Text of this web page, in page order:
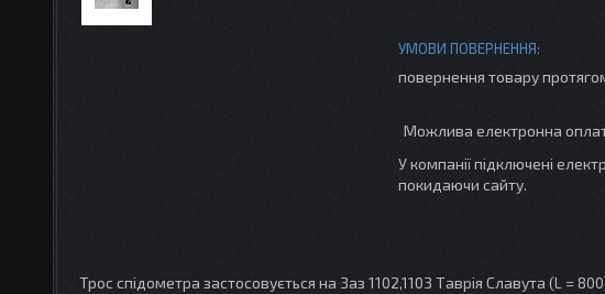
повернення товару
У компанії підключені
покидаючи сайту.
Трос спідометра застосовується на Заз 1102,1103 Таврія Славута (L =